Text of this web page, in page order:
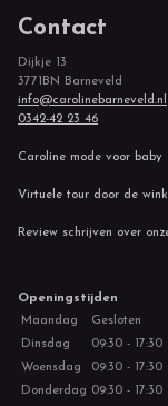
Contact
Dijkje 13
3771BN Barneveld
info@carolinebarneveld.nl
0342-42 23 46
Caroline mode voor
Virtuele tour door de
Review schrijven over
Openingstijden
Maandag
Gesloten
Dinsdag
09:30 - 17:30
Woensdag
09:30 - 17:30
Donderdag 09:30 - 17:30